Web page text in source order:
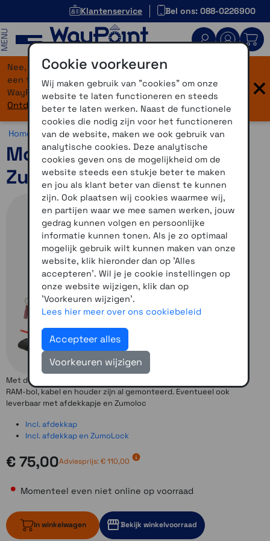
Klantenservice Bel ons: 088-0226900
Nee, je bent niet verdwaald! Onze website heeft
een flinke upgrade gekregen. Dezelfde vertrouwde
WayPoint-service, maar dan in een modern jasje.
Ontdek hier wat er allemaal nieuw is.
×
Home >Accessoires >Overig > Motor accessoires
Motorfiets montageset
Zumo XT2 gemonteerd
Met deze set monteeer je de Zumo XT2 op een tweede motor. De
RAM-bol, kabel en houder zijn al gemonteerd. Eventueel ook
leverbaar met afdekkapje en Zumoloc
Incl. afdekkap
Incl. afdekkap en ZumoLock
€ 75,00Adviesprijs:€ 110,00
Momenteel even niet online op voorraad
In winkelwagen Bekijk winkelvoorraad
Cookie voorkeuren
Wij maken gebruik van "cookies" om onze
website te laten functioneren en steeds
beter te laten werken. Naast de functionele
cookies die nodig zijn voor het functioneren
van de website, maken we ook gebruik van
analytische cookies. Deze analytische
cookies geven ons de mogelijkheid om de
website steeds een stukje beter te maken
en jou als klant beter van dienst te kunnen
zijn. Ook plaatsen wij cookies waarmee wij,
en partijen waar we mee samen werken, jouw
gedrag kunnen volgen en persoonlijke
informatie kunnen tonen. Als je zo optimaal
mogelijk gebruik wilt kunnen maken van onze
website, klik hieronder dan op 'Alles
accepteren'. Wil je je cookie instellingen op
onze website wijzigen, klik dan op
'Voorkeuren wijzigen'.
Lees hier meer over ons cookiebeleid
Accepteer alles
Voorkeuren wijzigen